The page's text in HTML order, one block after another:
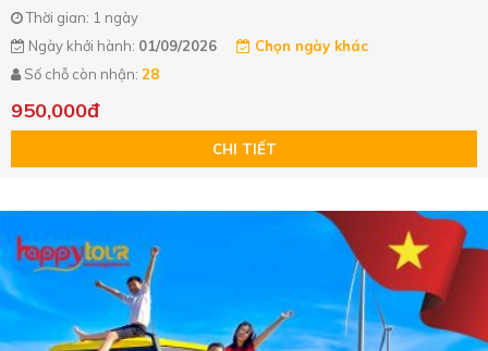
Thời gian: 1 ngày
Ngày khởi hành: 01/09/2026
Chọn ngày khác
Số chỗ còn nhận: 28
950,000đ
CHI TIẾT